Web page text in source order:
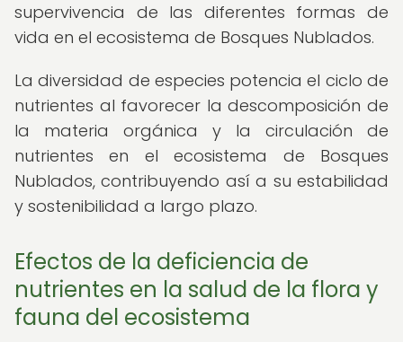
supervivencia de las diferentes formas de
vida en el ecosistema de Bosques Nublados.
La diversidad de especies potencia el ciclo de
nutrientes al favorecer la descomposición de
la materia orgánica y la circulación de
nutrientes en el ecosistema de Bosques
Nublados, contribuyendo así a su estabilidad
y sostenibilidad a largo plazo.
Efectos de la deficiencia de
nutrientes en la salud de la flora y
fauna del ecosistema